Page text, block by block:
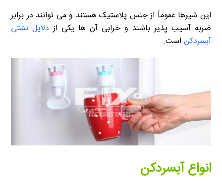
این شیرها عموماً از جنس پلاستیک هستند و می توانند در برابر
ضربه آسیب پذیر باشند و خرابی آن ها یکی از دلایل نشتی
آبسردکن است.
انواع آبسردکن